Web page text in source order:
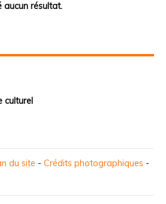
aucun résultat.
culturel
du site - Crédits photographiques -